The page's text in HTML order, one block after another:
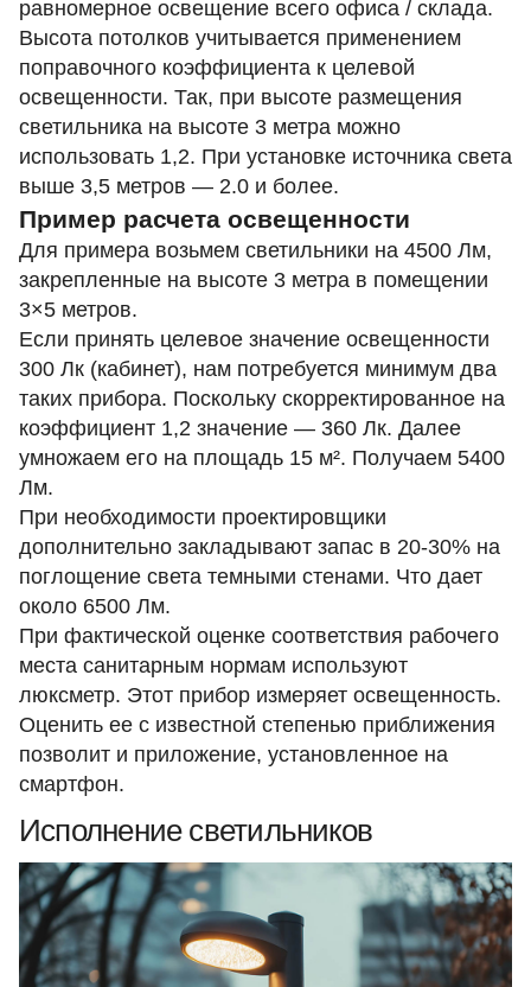
равномерное освещение всего офиса / склада.
Высота потолков учитывается применением
поправочного коэффициента к целевой
освещенности. Так, при высоте размещения
светильника на высоте 3 метра можно
использовать 1,2. При установке источника света
выше 3,5 метров — 2.0 и более.
Пример расчета освещенности
Для примера возьмем светильники на 4500 Лм,
закрепленные на высоте 3 метра в помещении
3×5 метров.
Если принять целевое значение освещенности
300 Лк (кабинет), нам потребуется минимум два
таких прибора. Поскольку скорректированное на
коэффициент 1,2 значение — 360 Лк. Далее
умножаем его на площадь 15 м². Получаем 5400
Лм.
При необходимости проектировщики
дополнительно закладывают запас в 20-30% на
поглощение света темными стенами. Что дает
около 6500 Лм.
При фактической оценке соответствия рабочего
места санитарным нормам используют
люксметр. Этот прибор измеряет освещенность.
Оценить ее с известной степенью приближения
позволит и приложение, установленное на
смартфон.
Исполнение светильников